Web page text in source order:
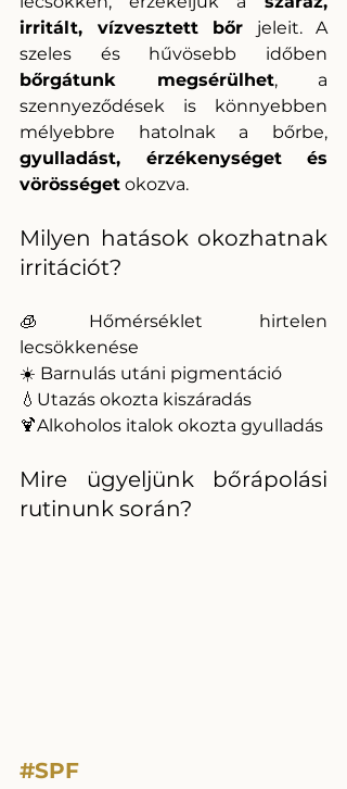
irritált, vízvesztett bőr jeleit. A
bőrgátunk megsérülhet, a
szennyeződések is könnyebben
gyulladást, érzékenységet és
vörösséget okozva.
Milyen hatások okozhatnak
irritációt?
🧊Hőmérséklet hirtelen
lecsökkenése
☀️ Barnulás utáni pigmentáció
💧Utazás okozta kiszáradás
🍹Alkoholos italok okozta gyulladás
Mire ügyeljünk bőrápolási
rutinunk során?
#SPF